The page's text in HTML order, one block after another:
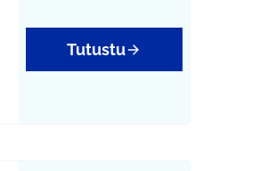
Tutustu